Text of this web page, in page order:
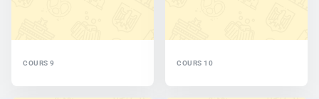
COURS 9 COURS 10